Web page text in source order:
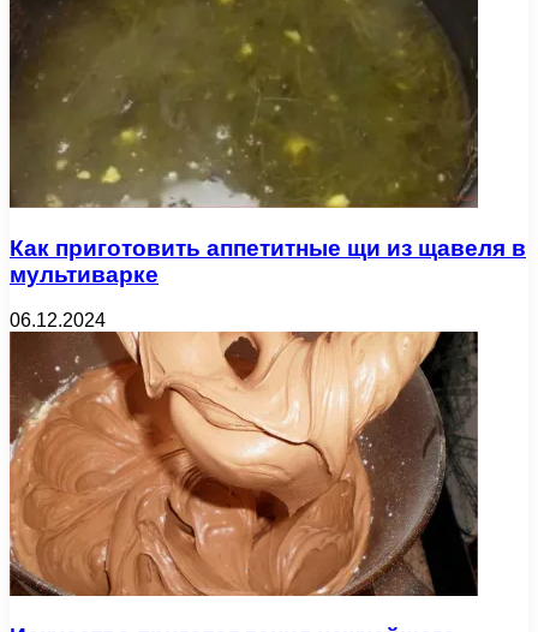
Как приготовить аппетитные щи из щавеля в
мультиварке
06.12.2024